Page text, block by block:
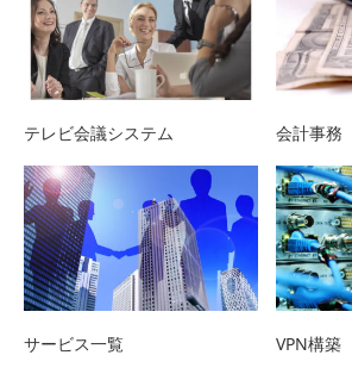
テレビ会議システム 会計事務
サービス一覧 VPN構築